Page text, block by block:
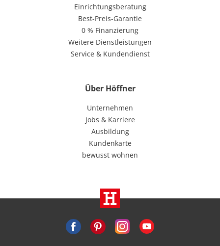
Einrichtungsberatung
Best-Preis-Garantie
0 % Finanzierung
Weitere Dienstleistungen
Service & Kundendienst
Über Höffner
Unternehmen
Jobs & Karriere
Ausbildung
Kundenkarte
bewusst wohnen